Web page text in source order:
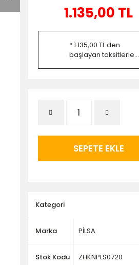
1.135,00 TL
* 1.135,00 TL den
başlayan taksitlerle...
SEPETE EKLE
Kategori
Marka PİLSA
Stok Kodu ZHKNPLS0720